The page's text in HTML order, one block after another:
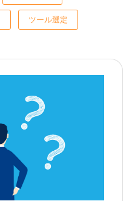
ツール選定